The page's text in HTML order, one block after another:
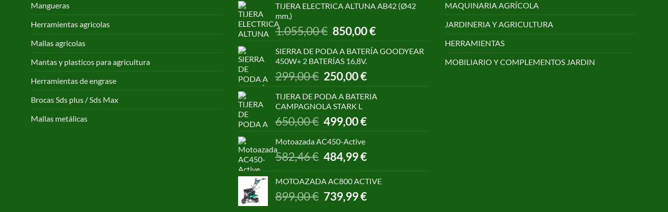
Mangueras
Herramientas agricolas
Mallas agricolas
Mantas y plasticos para agricultura
Herramientas de engrase
Brocas Sds plus / Sds Max
Mallas metálicas
TIJERA ELECTRICA ALTUNA AB42 (Ø42
mm.)
1.055,00€ El
precio
original
era:
1.055,00 €.
850,00€El
actual
SIERRA DE PODA A BATERÍA GOODYEAR
450W+ 2 BATERÍAS 16,8V.
299,00€ El
precio
original
era:
299,00 €.
250,00€El
actual
250,00 €.
TIJERA DE PODA A BATERIA
CAMPAGNOLA STARK L
650,00€
El
precio
original
650,00 €.
499,00€El
499,00 €.
Motoazada AC450-Active
582,46€
El
precio
era:
582,46 €.
484,99€El
es:
484,99 €.
MOTOAZADA AC800 ACTIVE
899,00€ El
precio
739,99€El
MAQUINARIA AGRÍCOLA
JARDINERIA Y AGRICULTURA
HERRAMIENTAS
MOBILIARIO Y COMPLEMENTOS JARDIN